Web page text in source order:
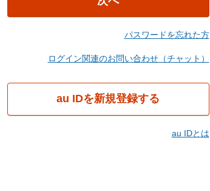
パスワードを忘れた方
ログイン関連のお問い合わせ（チャット）
au IDを新規登録する
au IDとは